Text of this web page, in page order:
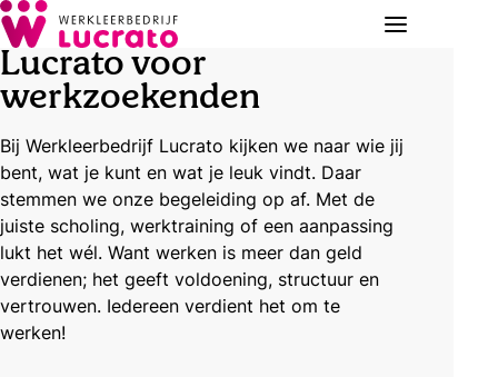
Lucrato voor
werkzoekenden
Bij Werkleerbedrijf Lucrato kijken we naar wie jij
bent, wat je kunt en wat je leuk vindt. Daar
stemmen we onze begeleiding op af. Met de
juiste scholing, werktraining of een aanpassing
lukt het wél. Want werken is meer dan geld
verdienen; het geeft voldoening, structuur en
vertrouwen. Iedereen verdient het om te
werken!